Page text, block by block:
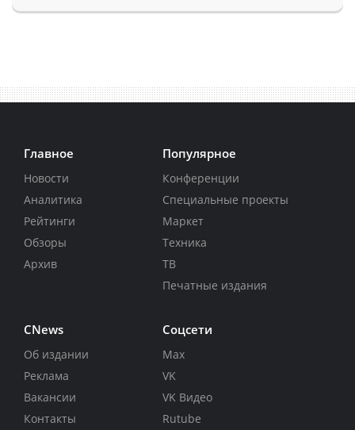
Главное
Новости
Аналитика
Рейтинги
Обзоры
Архив
Популярное
Конференции
Специальные проекты
Маркет
Техника
ТВ
Печатные издания
CNews
Об издании
Реклама
Вакансии
Контакты
Соцсети
Max
VK
VK Видео
Rutube